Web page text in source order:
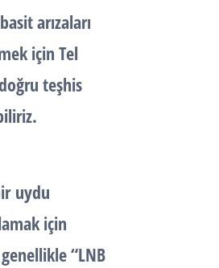
arızaları
için Tel
teşhis
uydu
için
“LNB